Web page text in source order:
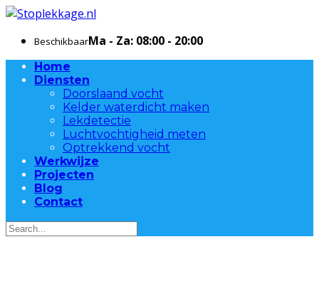
BeschikbaarMa - Za: 08:00 - 20:00
Home
Diensten
Doorslaand vocht
Kelder waterdicht maken
Lekdetectie
Luchtvochtigheid meten
Optrekkend vocht
Werkwijze
Projecten
Blog
Contact